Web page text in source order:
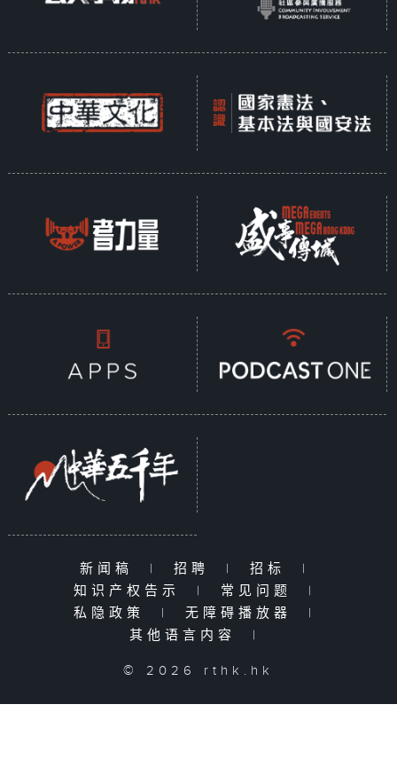
新闻稿 | 招聘 | 招标
|
知识产权告示
| 常见问题
|
私隐政策
| 无障碍播放器
|
其他语言内容
|
© 2026 rthk.hk